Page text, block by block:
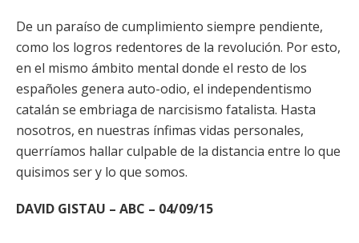
De un paraíso de cumplimiento siempre pendiente,
como los logros redentores de la revolución. Por esto,
en el mismo ámbito mental donde el resto de los
españoles genera auto-odio, el independentismo
catalán se embriaga de narcisismo fatalista. Hasta
nosotros, en nuestras ínfimas vidas personales,
querríamos hallar culpable de la distancia entre lo que
quisimos ser y lo que somos.
DAVID GISTAU – ABC – 04/09/15